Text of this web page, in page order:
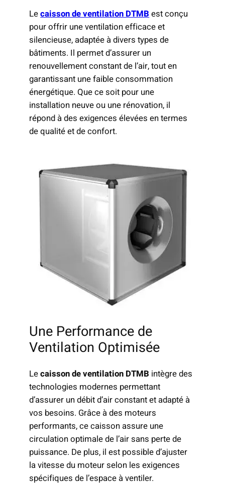
Lecaisson de ventilation DTMB est conçu
pour offrir une ventilation efficace et
silencieuse, adaptée à divers types de
bâtiments. Il permet d’assurer un
renouvellement constant de l’air, tout en
garantissant une faible consommation
énergétique. Que ce soit pour une
installation neuve ou une rénovation, il
répond à des exigences élevées en termes
de qualité et de confort.
Une Performance de
Ventilation Optimisée
Lecaisson de ventilation DTMB intègre des
technologies modernes permettant
d’assurer un débit d’air constant et adapté à
vos besoins. Grâce à des moteurs
performants, ce caisson assure une
circulation optimale de l’air sans perte de
puissance. De plus, il est possible d’ajuster
la vitesse du moteur selon les exigences
spécifiques de l’espace à ventiler.